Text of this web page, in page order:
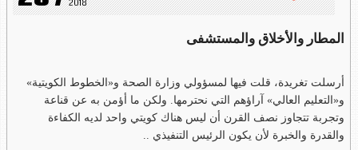
2018
المطار والأخلاق والمستشفى
أرسلت تغريدة، قلت فيها لمسؤولي وزارة الصحة و«الخطوط الكويتية»
و«التعليم العالي» آراؤهم التي نحترمها. ولكن ما أؤمن به عن قناعة
وتجربة تتجاوز نصف القرن أن ليس هناك كويتي واحد لديه الكفاءة
والقدرة والخبرة لأن يكون الرئيس التنفيذي ..